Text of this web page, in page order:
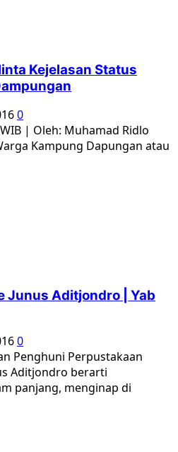
Kejelasan Status
0
| Oleh: Muhamad Ridlo
Kampung Dapungan atau
Junus Aditjondro | Yab
0
Penghuni Perpustakaan
Aditjondro berarti
panjang, menginap di